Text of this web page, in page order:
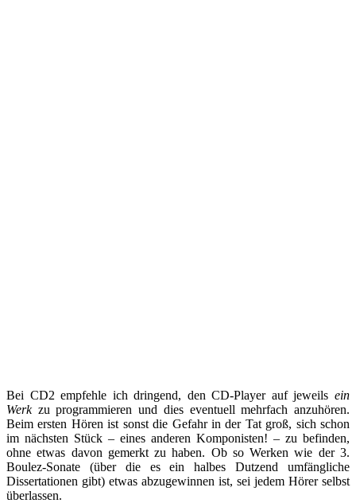
Bei CD2 empfehle ich dringend, den CD-Player auf jeweils ein
Werkzu programmieren und dies eventuell mehrfach anzuhören.
Beim ersten Hören ist sonst die Gefahr in der Tat groß, sich schon
im nächsten Stück – eines anderen Komponisten! – zu befinden,
ohne etwas davon gemerkt zu haben. Ob so Werken wie der 3.
Boulez-Sonate (über die es ein halbes Dutzend umfängliche
Dissertationen gibt) etwas abzugewinnen ist, sei jedem Hörer selbst
überlassen.